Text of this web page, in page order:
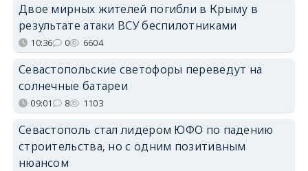
Двое мирных жителей погибли в Крыму в
результате атаки ВСУ беспилотниками
10:36 0 6604
Севастопольские светофоры переведут на
солнечные батареи
09:01 8 1103
Севастополь стал лидером ЮФО по падению
строительства, но с одним позитивным
нюансом